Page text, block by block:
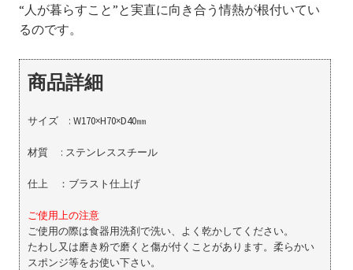
“人が暮らすこと”と実直に向き合う情熱が根付いてい
るのです。
商品詳細
サイズ : W170×H70×D40㎜
材質 : ステンレススチール
仕上 ：ブラスト仕上げ
ご使用上の注意
ご使用の際は食器用洗剤で洗い、よく乾かしてください。
たわし又は磨き粉で磨くと傷が付くことがあります。柔らかい
スポンジ等をお使い下さい。